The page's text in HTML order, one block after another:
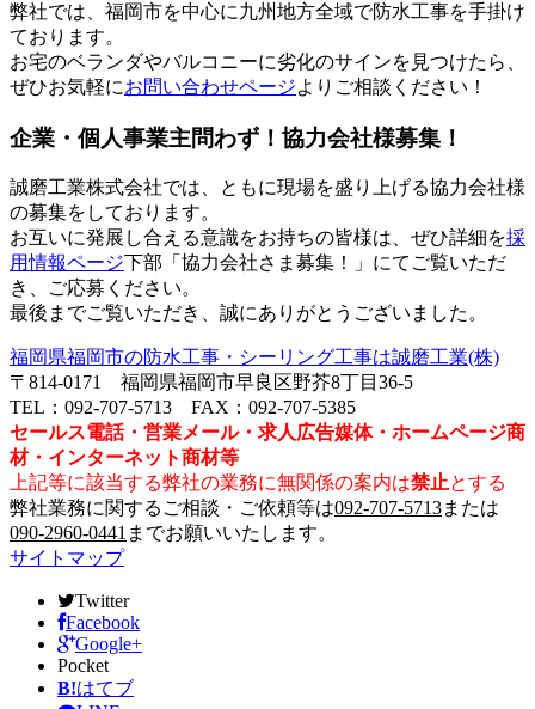
弊社では、福岡市を中心に九州地方全域で防水工事を手掛け
ております。
お宅のベランダやバルコニーに劣化のサインを見つけたら、
ぜひお気軽にお問い合わせページよりご相談ください！
企業・個人事業主問わず！協力会社様募集！
誠磨工業株式会社では、ともに現場を盛り上げる協力会社様
の募集をしております。
お互いに発展し合える意識をお持ちの皆様は、ぜひ詳細を採
用情報ページ下部「協力会社さま募集！」にてご覧いただ
き、ご応募ください。
最後までご覧いただき、誠にありがとうございました。
福岡県福岡市の防水工事・シーリング工事は誠磨工業(株)
〒814-0171 福岡県福岡市早良区野芥8丁目36-5
TEL：092-707-5713 FAX：092-707-5385
セールス電話・営業メール・求人広告媒体・ホームページ商
材・インターネット商材等
上記等に該当する弊社の業務に無関係の案内は禁止とする
弊社業務に関するご相談・ご依頼等は092-707-5713または
090-2960-0441 までお願いいたします。
サイトマップ
Twitter
Facebook
Google+
Pocket
B!はてブ